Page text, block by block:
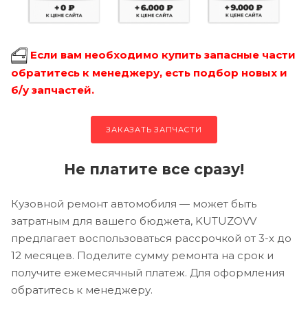
Если вам необходимо купить запасные части
обратитесь к менеджеру, есть подбор новых и
б/у запчастей.
ЗАКАЗАТЬ ЗАПЧАСТИ
Не платите все сразу!
Кузовной ремонт автомобиля — может быть
затратным для вашего бюджета, KUTUZOVV
предлагает воспользоваться рассрочкой от 3-х до
12 месяцев. Поделите сумму ремонта на срок и
получите ежемесячный платеж. Для оформления
обратитесь к менеджеру.